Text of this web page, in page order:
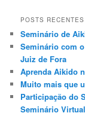
q
i
s
a
r
POSTS RECENTES
Seminário de
Seminário com
Juiz de Fora
Aprenda Aikido
Muito mais que
Participação do
Seminário